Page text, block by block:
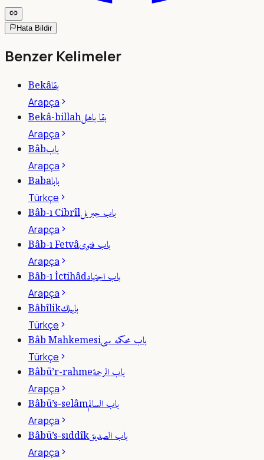
Hata Bildir
Benzer Kelimeler
Bekâبقا
Arapça
Bekâ-billahبقا باهلل
Arapça
Bâbباب
Arapça
Babaبابا
Türkçe
Bâb-ı Cibrîlباب جبريل
Arapça
Bâb-ı Fetvâباب فتوى
Arapça
Bâb-ı İctihâdباب اجتهاد
Arapça
Bâbîlikبابيلك
Türkçe
Bâb Mahkemesiباب محكمه سى
Türkçe
Bâbü’r-rahmeباب الرحمة
Arapça
Bâbü’s-selâmباب السالم
Arapça
Bâbü’s-sıddîkباب الصديق
Arapça